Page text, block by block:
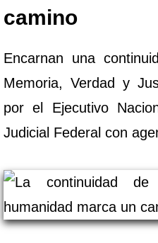
camino
Encarnan una
Memoria, Verdad y
por el Ejecutivo
Judicial Federal con